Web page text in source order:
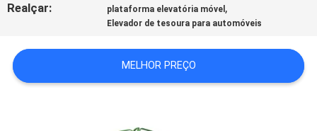
SOLICITE UM
ORÇAMENTO
MAPA
Realçar: plataforma elevatória móvel ,
Elevador de tesoura para automóveis
MELHOR PREÇO